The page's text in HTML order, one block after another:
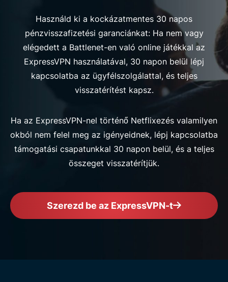
Használd ki a kockázatmentes 30 napos
pénzvisszafizetési garanciánkat: Ha nem vagy
elégedett a Battlenet-en való online játékkal az
ExpressVPN használatával, 30 napon belül lépj
kapcsolatba az ügyfélszolgálattal, és teljes
visszatérítést kapsz.
Ha az ExpressVPN-nel történő Netflixezés valamilyen
okból nem felel meg az igényeidnek, lépj kapcsolatba
támogatási csapatunkkal 30 napon belül, és a teljes
összeget visszatérítjük.
Szerezd be az ExpressVPN-t